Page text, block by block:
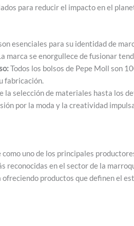
para reducir el impacto en el
esenciales para su identidad de
marca se enorgullece de fusionar
Todos los bolsos de Pepe Moll son
fabricación.
la selección de materiales hasta los
por la moda y la creatividad
uno de los principales
reconocidas en el sector de la
productos que definen el